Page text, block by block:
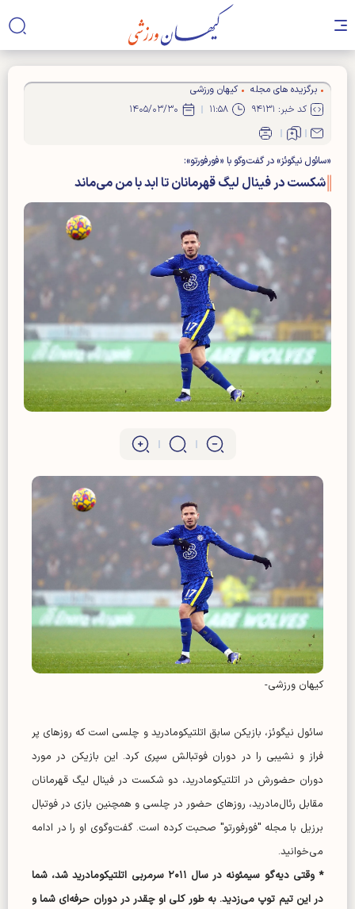
برگزیده های مجله
کیهان ورزشی
کد خبر: ۹۴۱۳۱
۱۱:۵۸ ۱۴۰۵/۰۳/۳۰
«سائول نیگوئز» در گفت‌و‌گو با «فورفورتو»:
شکست در فینال لیگ قهرمانان تا ابد با من می‌ماند
کیهان ورزشی-
سائول نیگوئز، بازیکن سابق اتلتیکومادرید و چلسی است که روز‌های پر
فراز و نشیبی را در دوران فوتبالش سپری کرد. این بازیکن در مورد
دوران حضورش در اتلتیکومادرید، دو شکست در فینال لیگ قهرمانان
مقابل رئال‌مادرید، روز‌های حضور در چلسی و همچنین بازی در فوتبال
برزیل با مجله "فورفورتو" صحبت کرده است. گفت‌وگوی او را در ادامه
می‌خوانید.
* وقتی دیه‌گو سیمئونه در سال ۲۰۱۱ سرمربی اتلتیکومادرید شد، شما
در این تیم توپ می‌زدید. به طور کلی او چقدر در دوران حرفه‌ای شما و